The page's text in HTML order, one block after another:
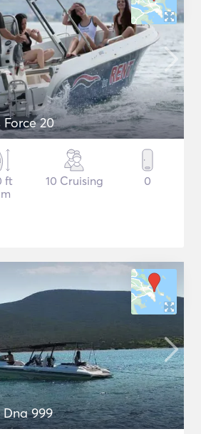
20
ft
10 Cruising 0
Dna 999